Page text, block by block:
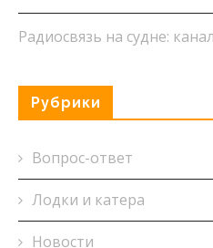
Радиосвязь на судне:
Рубрики
Вопрос-ответ
Лодки и катера
Новости